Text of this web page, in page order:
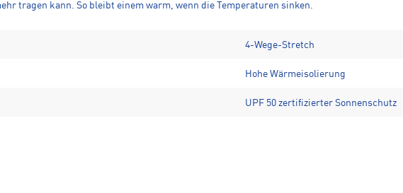
tragen kann. So bleibt einem warm, wenn die Temperaturen sinken.
4-Wege-Stretch
Hohe Wärmeisolierung
UPF 50 zertifizierter Sonnenschutz